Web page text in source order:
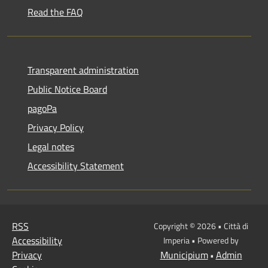
Read the FAQ
Transparent administration
Public Notice Board
pagoPa
Privacy Policy
Legal notes
Accessibility Statement
RSS
Accessibility
Privacy
Copyright © 2026 • Città di
Imperia • Powered by
Municipium• Admin